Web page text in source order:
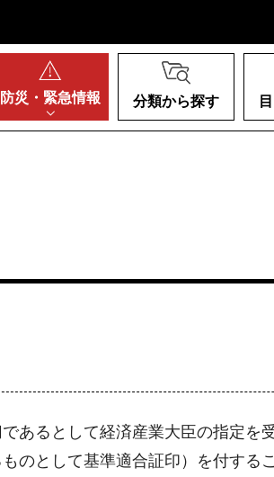
防災・ 緊急情報 分類から探す
あるとして経済産業大臣の指定を
のとして基準適合証印）を付する